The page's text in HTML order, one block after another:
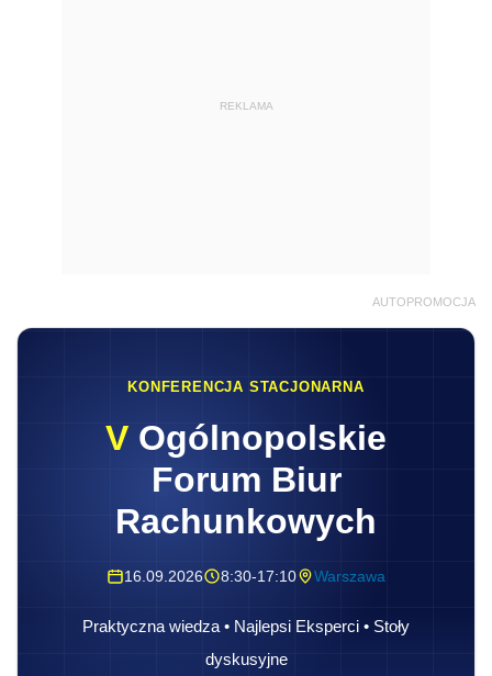
REKLAMA
AUTOPROMOCJA
KONFERENCJA STACJONARNA
V Ogólnopolskie
Forum Biur
Rachunkowych
16.09.2026 8:30-17:10 Warszawa
Praktyczna wiedza • Najlepsi Eksperci • Stoły
dyskusyjne